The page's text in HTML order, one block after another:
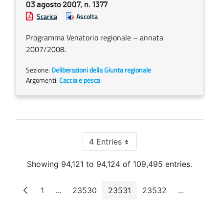
03 agosto 2007, n. 1377
Scarica Ascolta
Programma Venatorio regionale – annata
2007/2008.
Sezione: Deliberazioni della Giunta regionale
Argomenti:Caccia e pesca
4 EntriesPer Page
Showing 94,121 to 94,124 of 109,495 entries.
Page
1 ...Intermediate Pages
Page
23530 Page
23531 Page
23532 ...